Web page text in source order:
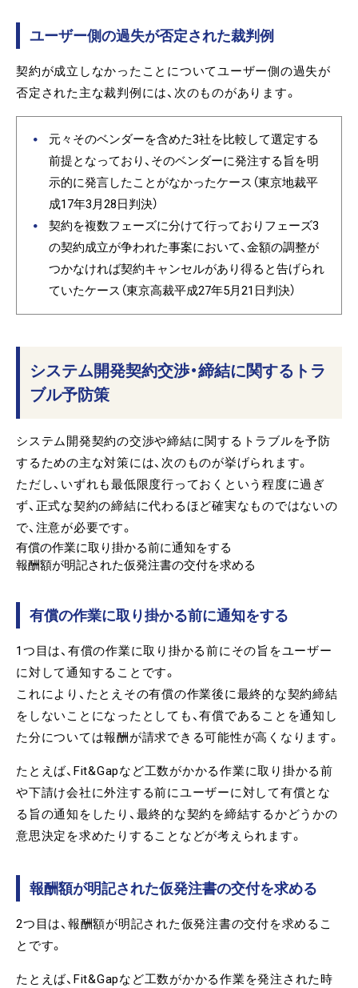
ユーザー側の過失が否定された裁判例
契約が成立しなかったことについてユーザー側の過失が
否定された主な裁判例には、次のものがあります。
元々そのベンダーを含めた3社を比較して選定する
前提となっており、そのベンダーに発注する旨を明
示的に発言したことがなかったケース（東京地裁平
成17年3月28日判決）
契約を複数フェーズに分けて行っておりフェーズ3
の契約成立が争われた事案において、金額の調整が
つかなければ契約キャンセルがあり得ると告げられ
ていたケース（東京高裁平成27年5月21日判決）
システム開発契約交渉・締結に関するトラ
ブル予防策
システム開発契約の交渉や締結に関するトラブルを予防
するための主な対策には、次のものが挙げられます。
ただし、いずれも最低限度行っておくという程度に過ぎ
ず、正式な契約の締結に代わるほど確実なものではないの
で、注意が必要です。
有償の作業に取り掛かる前に通知をする
報酬額が明記された仮発注書の交付を求める
有償の作業に取り掛かる前に通知をする
1つ目は、有償の作業に取り掛かる前にその旨をユーザー
に対して通知することです。
これにより、たとえその有償の作業後に最終的な契約締結
をしないことになったとしても、有償であることを通知し
た分については報酬が請求できる可能性が高くなります。
たとえば、Fit&Gapなど工数がかかる作業に取り掛かる前
や下請け会社に外注する前にユーザーに対して有償とな
る旨の通知をしたり、最終的な契約を締結するかどうかの
意思決定を求めたりすることなどが考えられます。
報酬額が明記された仮発注書の交付を求める
2つ目は、報酬額が明記された仮発注書の交付を求めるこ
とです。
たとえば、Fit&Gapなど工数がかかる作業を発注された時